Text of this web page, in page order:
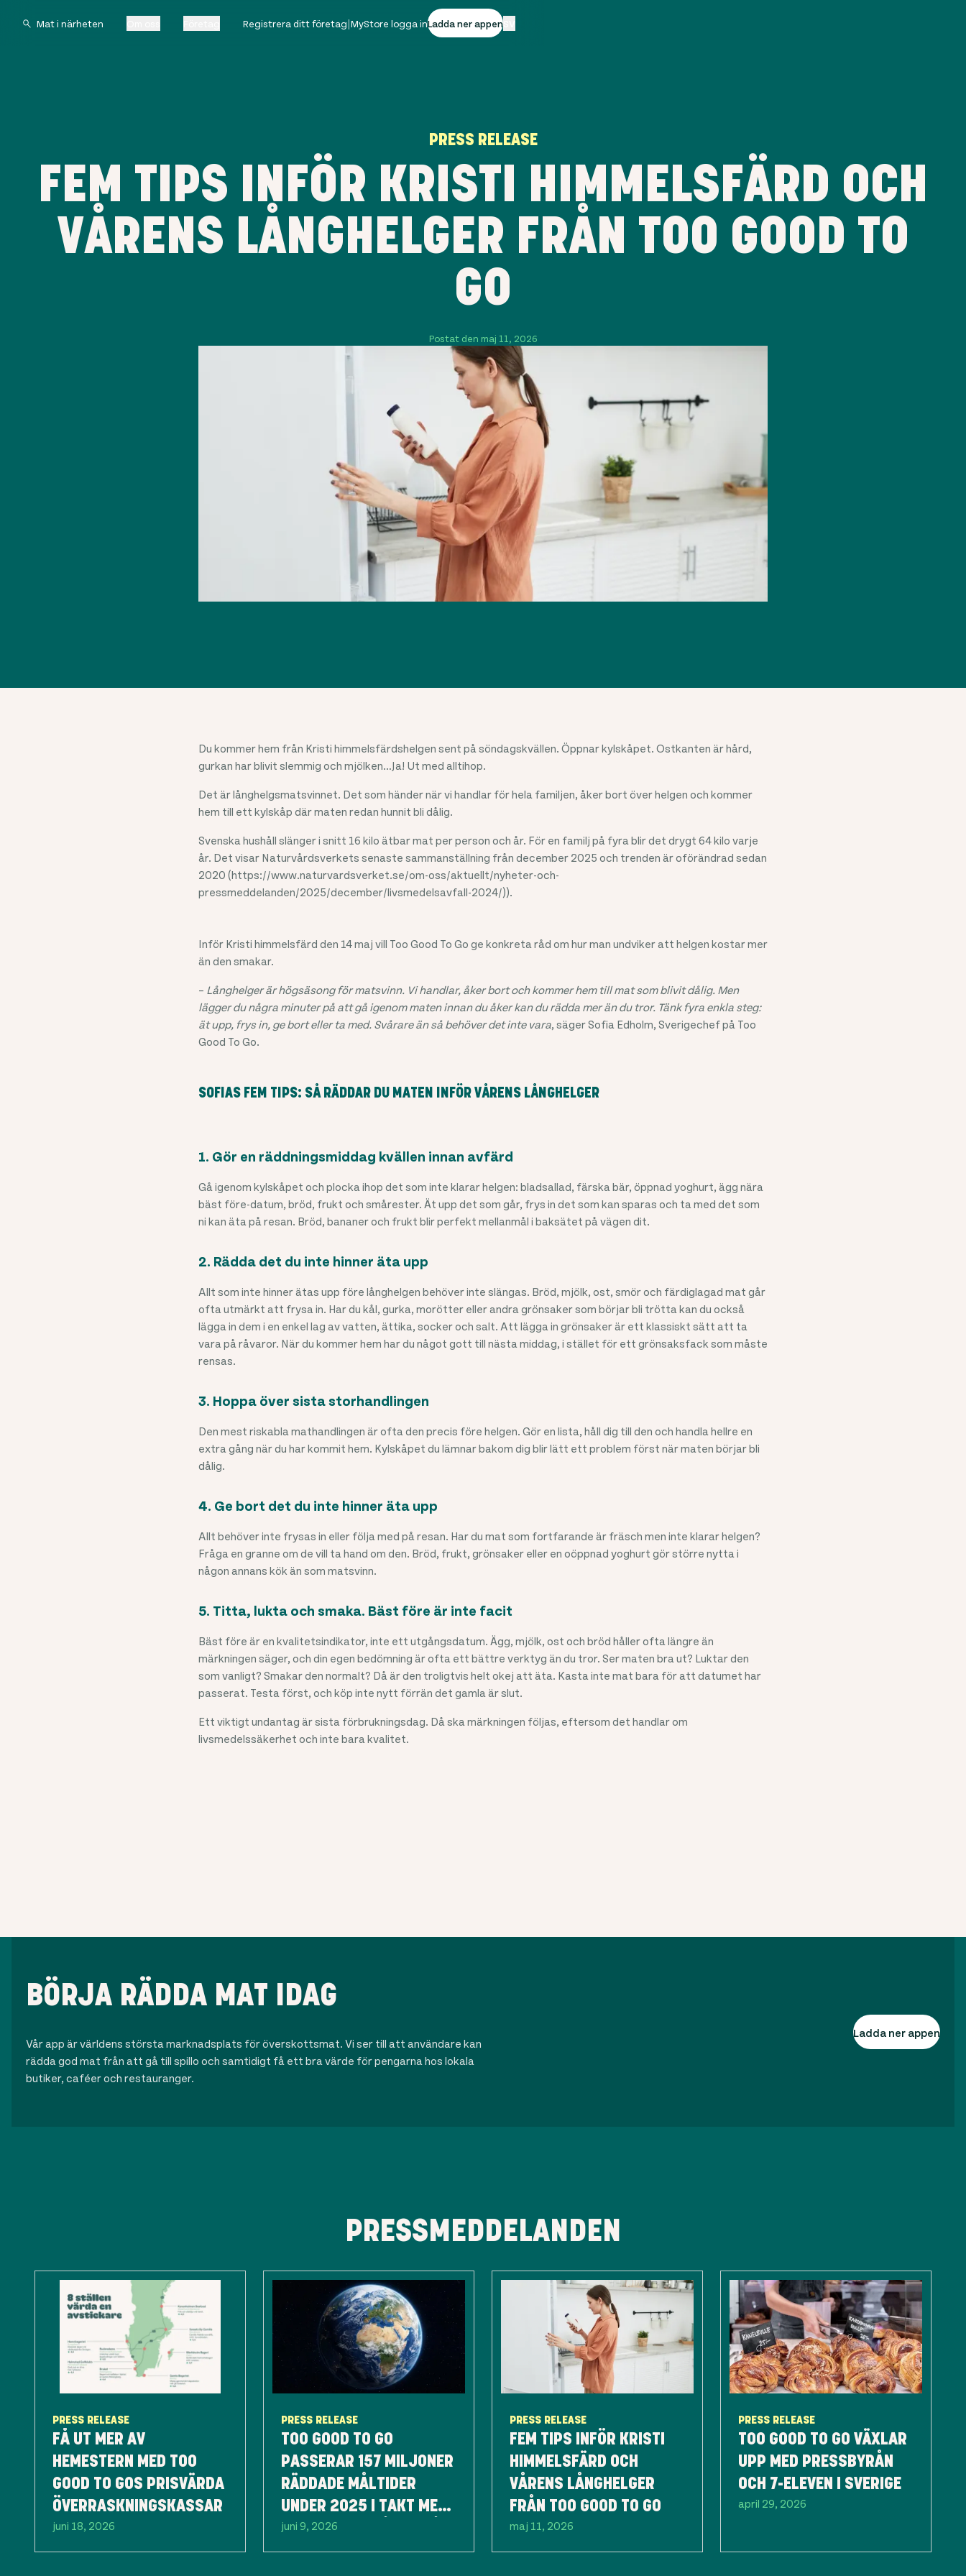
Registrera ditt företag|MyStore logga inLadda ner appen
PRESS RELEASE
FEM TIPS INFÖR KRISTI HIMMELSFÄRD OCH
VÅRENS LÅNGHELGER FRÅN TOO GOOD TO
GO
Postat den maj 11, 2026
Du kommer hem från Kristi himmelsfärdshelgen sent på söndagskvällen. Öppnar kylskåpet. Ostkanten är hård,
gurkan har blivit slemmig och mjölken…Ja! Ut med alltihop.
Det är långhelgsmatsvinnet. Det som händer när vi handlar för hela familjen, åker bort över helgen och kommer
hem till ett kylskåp där maten redan hunnit bli dålig.
Svenska hushåll slänger i snitt 16 kilo ätbar mat per person och år. För en familj på fyra blir det drygt 64 kilo varje
år. Det visar Naturvårdsverkets senaste sammanställning från december 2025 och trenden är oförändrad sedan
2020 (https://www.naturvardsverket.se/om-oss/aktuellt/nyheter-och-
pressmeddelanden/2025/december/livsmedelsavfall-2024/)).
Inför Kristi himmelsfärd den 14 maj vill Too Good To Go ge konkreta råd om hur man undviker att helgen kostar mer
än den smakar.
– Långhelger är högsäsong för matsvinn. Vi handlar, åker bort och kommer hem till mat som blivit dålig. Men
lägger du några minuter på att gå igenom maten innan du åker kan du rädda mer än du tror. Tänk fyra enkla steg:
ät upp, frys in, ge bort eller ta med. Svårare än så behöver det inte vara, säger Sofia Edholm, Sverigechef på Too
Good To Go.
SOFIAS FEM TIPS: SÅ RÄDDAR DU MATEN INFÖR VÅRENS LÅNGHELGER
1. Gör en räddningsmiddag kvällen innan avfärd
Gå igenom kylskåpet och plocka ihop det som inte klarar helgen: bladsallad, färska bär, öppnad yoghurt, ägg nära
bäst före-datum, bröd, frukt och smårester. Ät upp det som går, frys in det som kan sparas och ta med det som
ni kan äta på resan. Bröd, bananer och frukt blir perfekt mellanmål i baksätet på vägen dit.
2. Rädda det du inte hinner äta upp
Allt som inte hinner ätas upp före långhelgen behöver inte slängas. Bröd, mjölk, ost, smör och färdiglagad mat går
ofta utmärkt att frysa in. Har du kål, gurka, morötter eller andra grönsaker som börjar bli trötta kan du också
lägga in dem i en enkel lag av vatten, ättika, socker och salt. Att lägga in grönsaker är ett klassiskt sätt att ta
vara på råvaror. När du kommer hem har du något gott till nästa middag, i stället för ett grönsaksfack som måste
rensas.
3. Hoppa över sista storhandlingen
Den mest riskabla mathandlingen är ofta den precis före helgen. Gör en lista, håll dig till den och handla hellre en
extra gång när du har kommit hem. Kylskåpet du lämnar bakom dig blir lätt ett problem först när maten börjar bli
dålig.
4. Ge bort det du inte hinner äta upp
Allt behöver inte frysas in eller följa med på resan. Har du mat som fortfarande är fräsch men inte klarar helgen?
Fråga en granne om de vill ta hand om den. Bröd, frukt, grönsaker eller en oöppnad yoghurt gör större nytta i
någon annans kök än som matsvinn.
5. Titta, lukta och smaka. Bäst före är inte facit
Bäst före är en kvalitetsindikator, inte ett utgångsdatum. Ägg, mjölk, ost och bröd håller ofta längre än
märkningen säger, och din egen bedömning är ofta ett bättre verktyg än du tror. Ser maten bra ut? Luktar den
som vanligt? Smakar den normalt? Då är den troligtvis helt okej att äta. Kasta inte mat bara för att datumet har
passerat. Testa först, och köp inte nytt förrän det gamla är slut.
Ett viktigt undantag är sista förbrukningsdag. Då ska märkningen följas, eftersom det handlar om
livsmedelssäkerhet och inte bara kvalitet.
BÖRJA RÄDDA MAT IDAG
Vår app är världens största marknadsplats för överskottsmat. Vi ser till att användare kan
rädda god mat från att gå till spillo och samtidigt få ett bra värde för pengarna hos lokala
butiker, caféer och restauranger.
Ladda ner appen
PRESSMEDDELANDEN
PRESS RELEASE
FÅ UT MER AV
HEMESTERN MED TOO
GOOD TO GOS PRISVÄRDA
ÖVERRASKNINGSKASSAR
juni 18, 2026
PRESS RELEASE
TOO GOOD TO GO
PASSERAR 157 MILJONER
RÄDDADE MÅLTIDER
UNDER 2025 I TAKT MED
ÖKAD EFTERFRÅGAN PÅ
PRAKTISKA
juni 9, 2026
PRESS RELEASE
FEM TIPS INFÖR KRISTI
HIMMELSFÄRD OCH
VÅRENS LÅNGHELGER
FRÅN TOO GOOD TO GO
maj 11, 2026
PRESS RELEASE
TOO GOOD TO GO VÄXLAR
UPP MED PRESSBYRÅN
OCH 7-ELEVEN I SVERIGE
april 29, 2026